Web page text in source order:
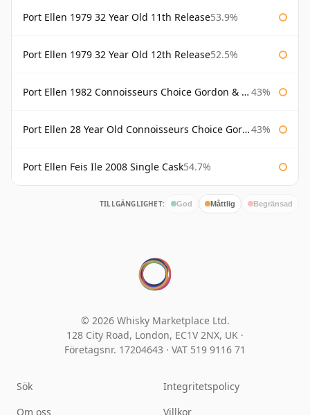
Port Ellen 1979 32 Year Old 11th Release53.9%
Port Ellen 1979 32 Year Old 12th Release52.5%
Port Ellen 1982 Connoisseurs Choice Gordon & Macphail 43%
Port Ellen 28 Year Old Connoisseurs Choice Gordon & MacPhail 43%
Port Ellen Feis Ile 2008 Single Cask54.7%
TILLGÄNGLIGHET: God Måttlig Begränsad
© 2026 Whisky Marketplace Ltd.
128 City Road, London, EC1V 2NX, UK ·
Företagsnr. 17204643 · VAT 519 9116 71
Sök
Om oss
Integritetspolicy
Villkor